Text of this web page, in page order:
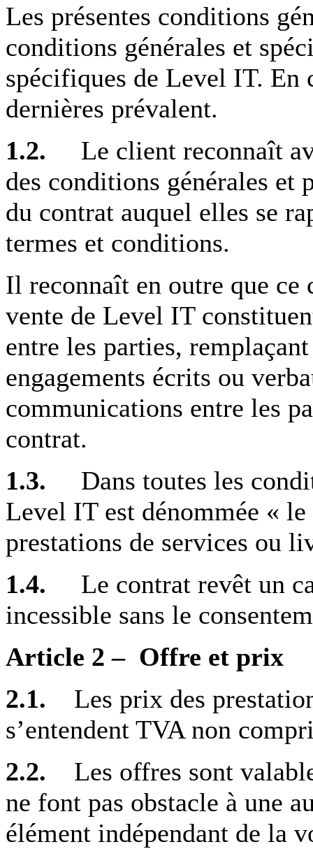
Les présentes conditions
conditions générales et
spécifiques de Level IT. En
dernières prévalent.
1.2. Le client reconnaît
des conditions générales
du contrat auquel elles se
termes et conditions.
Il reconnaît en outre que ce
vente de Level IT
entre les parties,
engagements écrits ou
communications entre les
contrat.
1.3. Dans toutes les
Level IT est dénommée «
prestations de services ou
1.4. Le contrat revêt un
incessible sans le
Article 2 – Offre et prix
2.1. Les prix des
s’entendent TVA non
2.2. Les offres sont
ne font pas obstacle à une
élément indépendant de la